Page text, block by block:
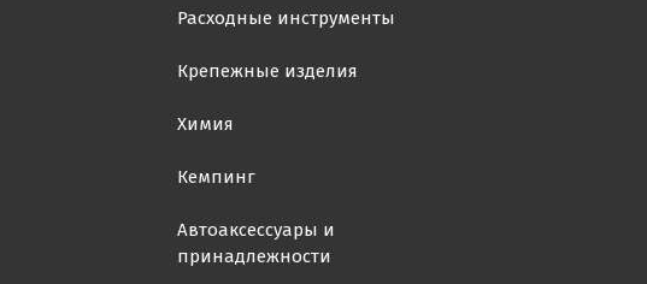
Расходные инструменты
Крепежные изделия
Химия
Кемпинг
Автоаксессуары и
принадлежности